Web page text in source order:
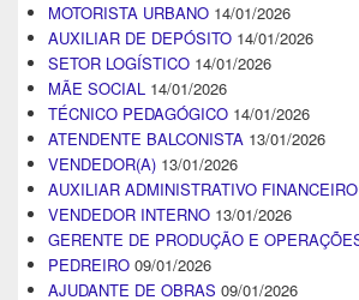
MOTORISTA URBANO 14/01/2026
AUXILIAR DE DEPÓSITO 14/01/2026
SETOR LOGÍSTICO 14/01/2026
MÃE SOCIAL 14/01/2026
TÉCNICO PEDAGÓGICO 14/01/2026
ATENDENTE BALCONISTA 13/01/2026
VENDEDOR(A) 13/01/2026
AUXILIAR ADMINISTRATIVO FINANCEIRO
VENDEDOR INTERNO 13/01/2026
GERENTE DE PRODUÇÃO E
PEDREIRO 09/01/2026
AJUDANTE DE OBRAS 09/01/2026